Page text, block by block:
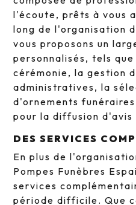
l'écoute, prêts à vous
long de l'organisation
vous proposons un
personnalisés, tels
cérémonie, la gestion
administratives, la
d'ornements
pour la diffusion d'avis
DES SERVICES
En plus de
Pompes Funèbres
services
période difficile. Que